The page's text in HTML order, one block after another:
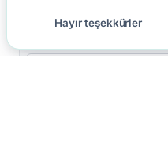
Hayır teşekkürler